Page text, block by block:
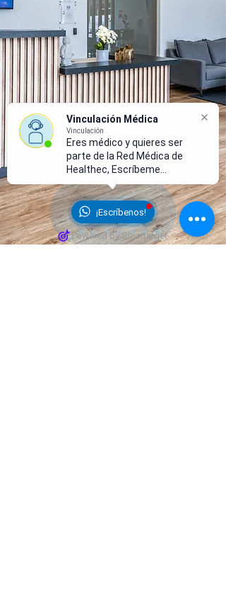
¡Escríbenos!
Powered by Smartarget
Vinculación Médica
Vinculación
Eres médico y quieres ser
parte de la Red Médica de
Healthec, Escríbeme...